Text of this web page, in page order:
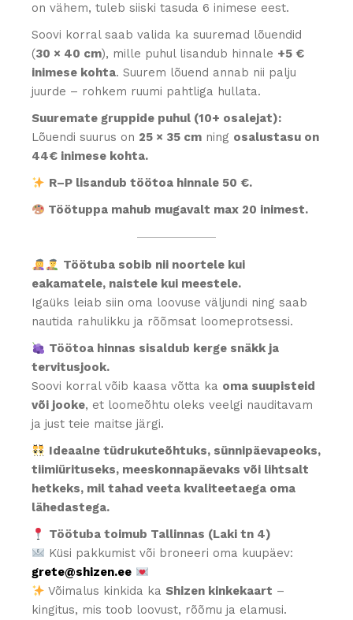
on vähem, tuleb siiski tasuda 6 inimese eest.
Soovi korral saab valida ka suuremad lõuendid
(30 × 40 cm), mille puhul lisandub hinnale +5 €
inimese kohta. Suurem lõuend annab nii palju
juurde – rohkem ruumi pahtliga hullata.
Suuremate gruppide puhul (10+ osalejat):
Lõuendi suurus on 25 × 35 cm ning osalustasu on
44€ inimese kohta.
R–P lisandub töötoa hinnale 50 €.
Töötuppa mahub mugavalt max 20 inimest.
Töötuba sobib nii noortele kui
eakamatele, naistele kui meestele.
Igaüks leiab siin oma loovuse väljundi ning saab
nautida rahulikku ja rõõmsat loomeprotsessi.
Töötoa hinnas sisaldub kerge snäkk ja
tervitusjook.
Soovi korral võib kaasa võtta ka oma suupisteid
või jooke, et loomeõhtu oleks veelgi nauditavam
ja just teie maitse järgi.
Ideaalne tüdrukuteõhtuks, sünnipäevapeoks,
tiimiürituseks, meeskonnapäevaks või lihtsalt
hetkeks, mil tahad veeta kvaliteetaega oma
lähedastega.
Töötuba toimub Tallinnas (Laki tn 4)
Küsi pakkumist või broneeri oma kuupäev:
grete@shizen.ee
Võimalus kinkida kaShizen kinkekaart –
kingitus, mis toob loovust, rõõmu ja elamusi.